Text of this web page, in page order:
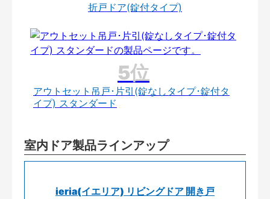
折戸ドア(錠付タイプ)
アウトセット吊戸･片引(錠なしタイプ･錠付タ
イプ) スタンダード
室内ドア製品ラインアップ
ieria(イエリア) リビングドア 開き戸